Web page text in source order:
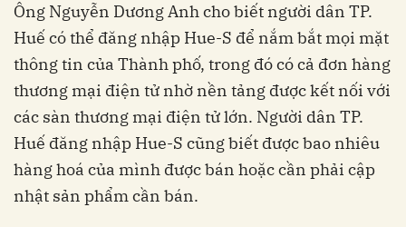
Ông Nguyễn Dương Anh cho biết người dân TP.
Huế có thể đăng nhập Hue-S để nắm bắt mọi mặt
thông tin của Thành phố, trong đó có cả đơn hàng
thương mại điện tử nhờ nền tảng được kết nối với
các sàn thương mại điện tử lớn. Người dân TP.
Huế đăng nhập Hue-S cũng biết được bao nhiêu
hàng hoá của mình được bán hoặc cần phải cập
nhật sản phẩm cần bán.